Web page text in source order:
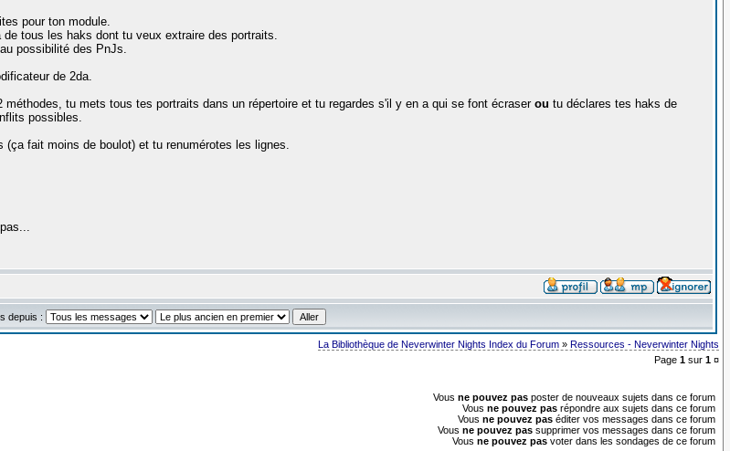
pour ton module.
tous les haks dont tu veux extraire des portraits.
possibilité des PnJs.
de 2da.
tu mets tous tes portraits dans un répertoire et tu regardes s'il y en a qui se font écraserou tu déclares tes haks de
possibles.
fait moins de boulot) et tu renumérotes les lignes.
depuis :
La Bibliothèque de Neverwinter Nights Index du Forum »Ressources - Neverwinter Nights
Page1 sur1 ¤
Vousne pouvez pas poster de nouveaux sujets dans ce forum
Vousne pouvez pas répondre aux sujets dans ce forum
Vousne pouvez pas éditer vos messages dans ce forum
Vousne pouvez pas supprimer vos messages dans ce forum
Vousne pouvez pas voter dans les sondages de ce forum